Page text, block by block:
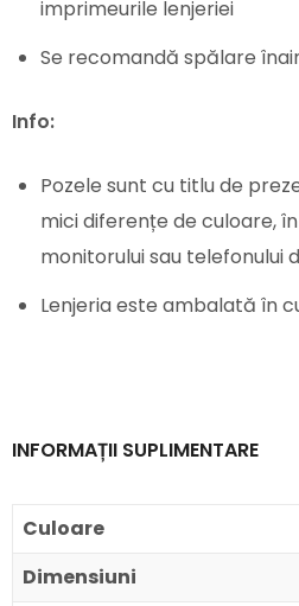
imprimeurile lenjeriei
Se recomandă spălare
Info:
Pozele sunt cu titlu de
mici diferențe de culoare,
monitorului sau telefonului
Lenjeria este ambalată în
INFORMAȚII SUPLIMENTARE
Culoare
Dimensiuni